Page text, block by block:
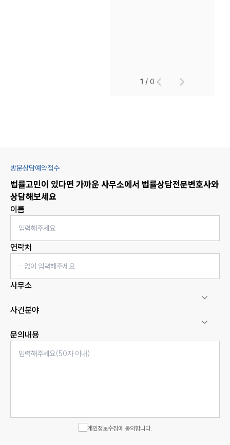
1 /0
방문상담예약접수
법률고민이 있다면 가까운 사무소에서 법률상담전문변호사와
상담해보세요
이름
연락처
사무소
사건분야
문의내용
개인정보수집에 동의합니다.